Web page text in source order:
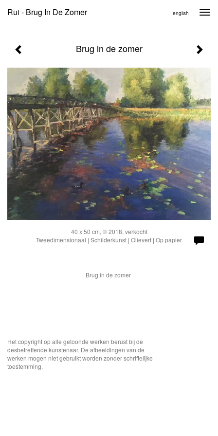
Rui - Brug In De Zomer english
Brug in de zomer
40 x 50 cm, © 2018, verkocht
Tweedimensionaal | Schilderkunst | Olieverf | Op papier
Brug in de zomer
Het copyright op alle getoonde werken berust bij de
desbetreffende kunstenaar. De afbeeldingen van de
werken mogen niet gebruikt worden zonder schriftelijke
toestemming.